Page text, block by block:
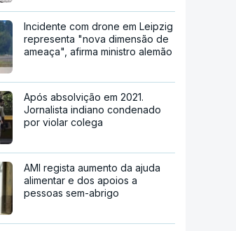
Incidente com drone em Leipzig
representa "nova dimensão de
ameaça", afirma ministro alemão
Após absolvição em 2021.
Jornalista indiano condenado
por violar colega
AMI regista aumento da ajuda
alimentar e dos apoios a
pessoas sem-abrigo